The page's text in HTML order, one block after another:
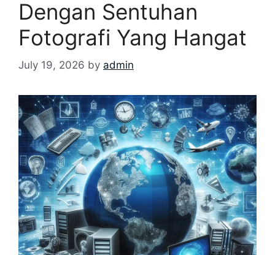
Dengan Sentuhan
Fotografi Yang Hangat
July 19, 2026 by admin